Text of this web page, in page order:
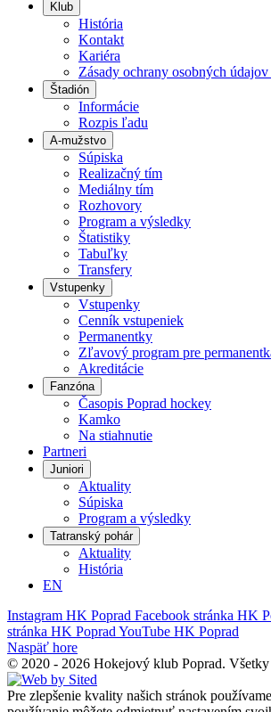
Klub
História
Kontakt
Kariéra
Zásady ochrany osobných
Štadión
Informácie
Rozpis ľadu
A-mužstvo
Súpiska
Realizačný tím
Mediálny tím
Rozhovory
Program a výsledky
Štatistiky
Tabuľky
Transfery
Vstupenky
Vstupenky
Cenník vstupeniek
Permanentky
Zľavový program pre
Akreditácie
Fanzóna
Časopis Poprad hockey
Kamko
Na stiahnutie
Partneri
Juniori
Aktuality
Súpiska
Program a výsledky
Tatranský pohár
Aktuality
História
EN
Instagram HK Poprad Facebook stránka HK
stránka HK Poprad YouTube HK Poprad
Naspäť hore
© 2020 - 2026 Hokejový klub Poprad. Všetky
Pre zlepšenie kvality našich stránok